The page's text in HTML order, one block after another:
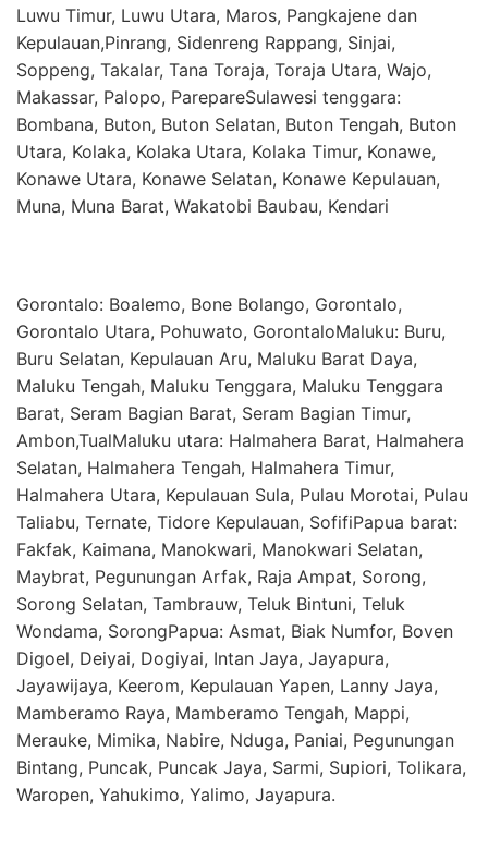
Luwu Timur, Luwu Utara, Maros, Pangkajene dan
Kepulauan,Pinrang, Sidenreng Rappang, Sinjai,
Soppeng, Takalar, Tana Toraja, Toraja Utara, Wajo,
Makassar, Palopo, ParepareSulawesi tenggara:
Bombana, Buton, Buton Selatan, Buton Tengah, Buton
Utara, Kolaka, Kolaka Utara, Kolaka Timur, Konawe,
Konawe Utara, Konawe Selatan, Konawe Kepulauan,
Muna, Muna Barat, Wakatobi Baubau, Kendari
Gorontalo: Boalemo, Bone Bolango, Gorontalo,
Gorontalo Utara, Pohuwato, GorontaloMaluku: Buru,
Buru Selatan, Kepulauan Aru, Maluku Barat Daya,
Maluku Tengah, Maluku Tenggara, Maluku Tenggara
Barat, Seram Bagian Barat, Seram Bagian Timur,
Ambon,TualMaluku utara: Halmahera Barat, Halmahera
Selatan, Halmahera Tengah, Halmahera Timur,
Halmahera Utara, Kepulauan Sula, Pulau Morotai, Pulau
Taliabu, Ternate, Tidore Kepulauan, SofifiPapua barat:
Fakfak, Kaimana, Manokwari, Manokwari Selatan,
Maybrat, Pegunungan Arfak, Raja Ampat, Sorong,
Sorong Selatan, Tambrauw, Teluk Bintuni, Teluk
Wondama, SorongPapua: Asmat, Biak Numfor, Boven
Digoel, Deiyai, Dogiyai, Intan Jaya, Jayapura,
Jayawijaya, Keerom, Kepulauan Yapen, Lanny Jaya,
Mamberamo Raya, Mamberamo Tengah, Mappi,
Merauke, Mimika, Nabire, Nduga, Paniai, Pegunungan
Bintang, Puncak, Puncak Jaya, Sarmi, Supiori, Tolikara,
Waropen, Yahukimo, Yalimo, Jayapura.